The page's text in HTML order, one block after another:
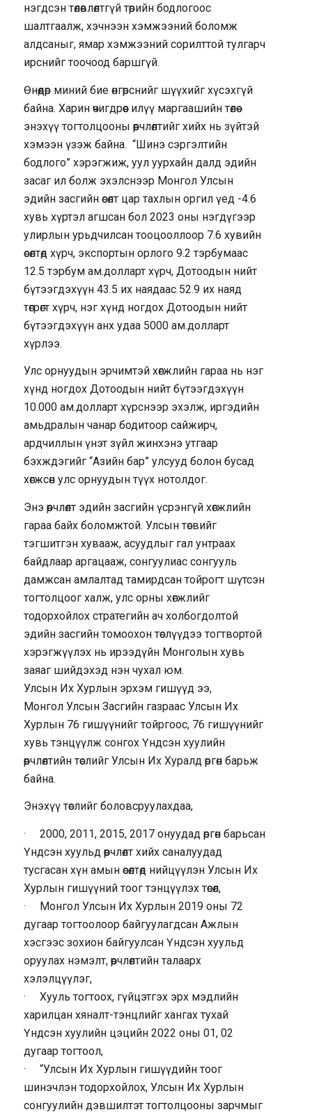
нэгдсэн төлөвлөлтгүй төрийн бодлогоос
шалтгаалж, хэчнээн хэмжээний боломж
алдсаныг, ямар хэмжээний сорилттой тулгарч
ирснийг тоочоод баршгүй.
Өнөөдөр миний бие өнгөрснийг шүүхийг хүсэхгүй
байна. Харин өчигдрөөс илүү маргаашийн төлөө
энэхүү тогтолцооны өөрчлөлтийг хийх нь зүйтэй
хэмээн үзэж байна. “Шинэ сэргэлтийн
бодлого” хэрэгжиж, уул уурхайн далд эдийн
засаг ил болж эхэлснээр Монгол Улсын
эдийн засгийн өсөлт цар тахлын оргил үед -4.6
хувь хүртэл агшсан бол 2023 оны нэгдүгээр
улирлын урьдчилсан тооцооллоор 7.6 хувийн
өсөлтөд хүрч, экспортын орлого 9.2 тэрбумаас
12.5 тэрбум ам.долларт хүрч, Дотоодын нийт
бүтээгдэхүүн 43.5 их наядаас 52.9 их наяд
төгрөгт хүрч, нэг хүнд ногдох Дотоодын нийт
бүтээгдэхүүн анх удаа 5000 ам.долларт
хүрлээ.
Улс орнуудын эрчимтэй хөгжлийн гараа нь нэг
хүнд ногдох Дотоодын нийт бүтээгдэхүүн
10.000 ам.долларт хүрснээр эхэлж, иргэдийн
амьдралын чанар бодитоор сайжирч,
ардчиллын үнэт зүйл жинхэнэ утгаар
бэхждэгийг “Азийн бар” улсууд болон бусад
хөгжсөн улс орнуудын түүх нотолдог.
Энэ өөрчлөлт эдийн засгийн үсрэнгүй хөгжлийн
гараа байх боломжтой. Улсын төсвийг
тэгшитгэн хувааж, асуудлыг гал унтраах
байдлаар аргацааж, сонгуулиас сонгууль
дамжсан амлалтад тамирдсан тойрогт шүтсэн
тогтолцоог халж, улс орны хөгжлийг
тодорхойлох стратегийн ач холбогдолтой
эдийн засгийн томоохон төслүүдээ тогтвортой
хэрэгжүүлэх нь ирээдүйн Монголын хувь
заяаг шийдэхэд нэн чухал юм.
Улсын Их Хурлын эрхэм гишүүд ээ,
Монгол Улсын Засгийн газраас Улсын Их
Хурлын 76 гишүүнийг тойргоос, 76 гишүүнийг
хувь тэнцүүлж сонгох Үндсэн хуулийн
өөрчлөлтийн төслийг Улсын Их Хуралд өргөн барьж
байна.
Энэхүү төслийг боловсруулахдаа,
· 2000, 2011, 2015, 2017 онуудад өргөн барьсан
Үндсэн хуульд өөрчлөлт хийх саналуудад
тусгасан хүн амын өсөлтөд нийцүүлэн Улсын Их
Хурлын гишүүний тоог тэнцүүлэх төсөл,
· Монгол Улсын Их Хурлын 2019 оны 72
дугаар тогтоолоор байгуулагдсан Ажлын
хэсгээс зохион байгуулсан Үндсэн хуульд
оруулах нэмэлт, өөрчлөлтийн талаарх
хэлэлцүүлэг,
· Хууль тогтоох, гүйцэтгэх эрх мэдлийн
харилцан хяналт-тэнцлийг хангах тухай
Үндсэн хуулийн цэцийн 2022 оны 01, 02
дугаар тогтоол,
· “Улсын Их Хурлын гишүүдийн тоог
шинэчлэн тодорхойлох, Улсын Их Хурлын
сонгуулийн дэвшилтэт тогтолцооны зарчмыг